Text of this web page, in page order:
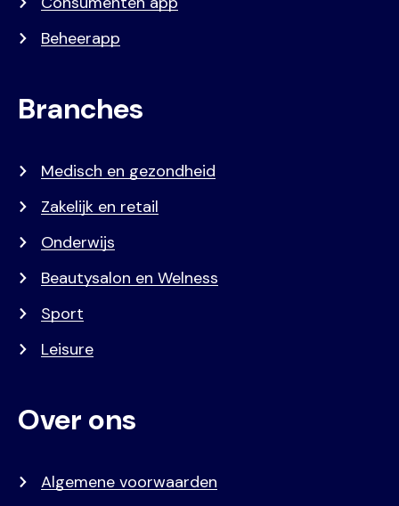
Beheerapp
Branches
Medisch en gezondheid
Zakelijk en retail
Onderwijs
Beautysalon en Welness
Sport
Leisure
Over ons
Algemene voorwaarden